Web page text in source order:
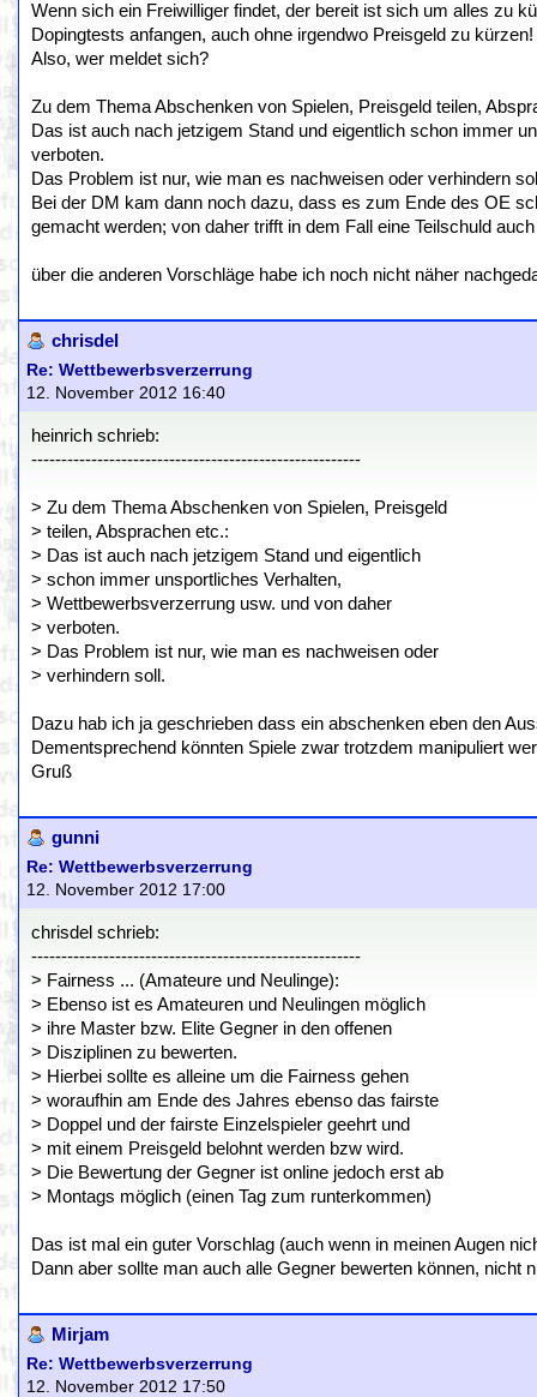
Wenn sich ein Freiwilliger findet, der bereit ist sich um alles zu
Dopingtests anfangen, auch ohne irgendwo Preisgeld zu kürzen!
Also, wer meldet sich?
Zu dem Thema Abschenken von Spielen, Preisgeld teilen,
Das ist auch nach jetzigem Stand und eigentlich schon immer
verboten.
Das Problem ist nur, wie man es nachweisen oder verhindern
Bei der DM kam dann noch dazu, dass es zum Ende des OE
gemacht werden; von daher trifft in dem Fall eine Teilschuld
über die anderen Vorschläge habe ich noch nicht näher
chrisdel
Re: Wettbewerbsverzerrung
12. November 2012 16:40
heinrich schrieb:
-------------------------------------------------------
> Zu dem Thema Abschenken von Spielen, Preisgeld
> teilen, Absprachen etc.:
> Das ist auch nach jetzigem Stand und eigentlich
> schon immer unsportliches Verhalten,
> Wettbewerbsverzerrung usw. und von daher
> verboten.
> Das Problem ist nur, wie man es nachweisen oder
> verhindern soll.
Dazu hab ich ja geschrieben dass ein abschenken eben den
Dementsprechend könnten Spiele zwar trotzdem manipuliert
Gruß
gunni
Re: Wettbewerbsverzerrung
12. November 2012 17:00
chrisdel schrieb:
-------------------------------------------------------
> Fairness ... (Amateure und Neulinge):
> Ebenso ist es Amateuren und Neulingen möglich
> ihre Master bzw. Elite Gegner in den offenen
> Disziplinen zu bewerten.
> Hierbei sollte es alleine um die Fairness gehen
> woraufhin am Ende des Jahres ebenso das fairste
> Doppel und der fairste Einzelspieler geehrt und
> mit einem Preisgeld belohnt werden bzw wird.
> Die Bewertung der Gegner ist online jedoch erst ab
> Montags möglich (einen Tag zum runterkommen)
Das ist mal ein guter Vorschlag (auch wenn in meinen Augen
Dann aber sollte man auch alle Gegner bewerten können, nicht
Mirjam
Re: Wettbewerbsverzerrung
12. November 2012 17:50